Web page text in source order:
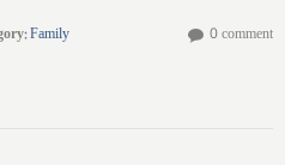
:Family 0 comment